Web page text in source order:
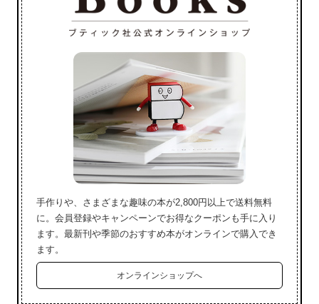
手作りや、さまざまな趣味の本が2,800円以上で送料無料
に。会員登録やキャンペーンでお得なクーポンも手に入り
ます。最新刊や季節のおすすめ本がオンラインで購入でき
ます。
オンラインショップへ